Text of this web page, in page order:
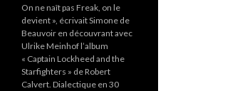
On ne naît pas Freak, on le
devient », écrivait Simone de
Beauvoir en découvrant avec
Ulrike Meinhof l’album
« Captain Lockheed and the
Starfighters » de Robert
Calvert. Dialectique en 30